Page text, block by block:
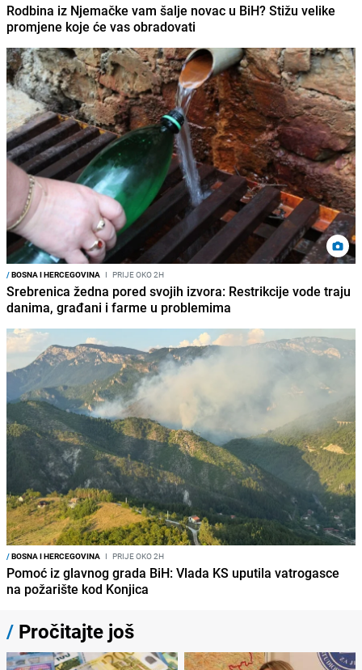
Rodbina iz Njemačke vam šalje novac u BiH? Stižu velike
promjene koje će vas obradovati
/BOSNA I HERCEGOVINA I PRIJE OKO 2H
Srebrenica žedna pored svojih izvora: Restrikcije vode traju
danima, građani i farme u problemima
/BOSNA I HERCEGOVINA I PRIJE OKO 2H
Pomoć iz glavnog grada BiH: Vlada KS uputila vatrogasce
na požarište kod Konjica
/ Pročitajte još